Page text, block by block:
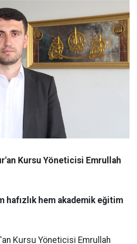
Kursu Yöneticisi Emrullah
hafızlık hem akademik eğitim
Kursu Yöneticisi Emrullah